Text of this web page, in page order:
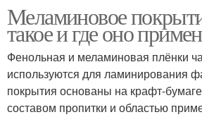
Меламиновое
такое и где оно
Фенольная и меламиновая плёнки
используются для ламинирования
покрытия основаны на крафт-
составом пропитки и областью